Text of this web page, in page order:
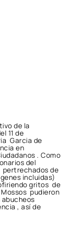
de la
11 de
Garcia de
en
. Como
del
de
incluidas)
gritos de
pudieron
, así de